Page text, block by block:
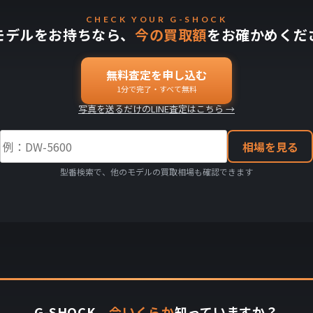
CHECK YOUR G-SHOCK
デルをお持ちなら、今の買取額をお確かめくだ
無料査定を申し込む
1分で完了・すべて無料
写真を送るだけのLINE査定はこちら →
相場を見る
型番検索で、他のモデルの買取相場も確認できます